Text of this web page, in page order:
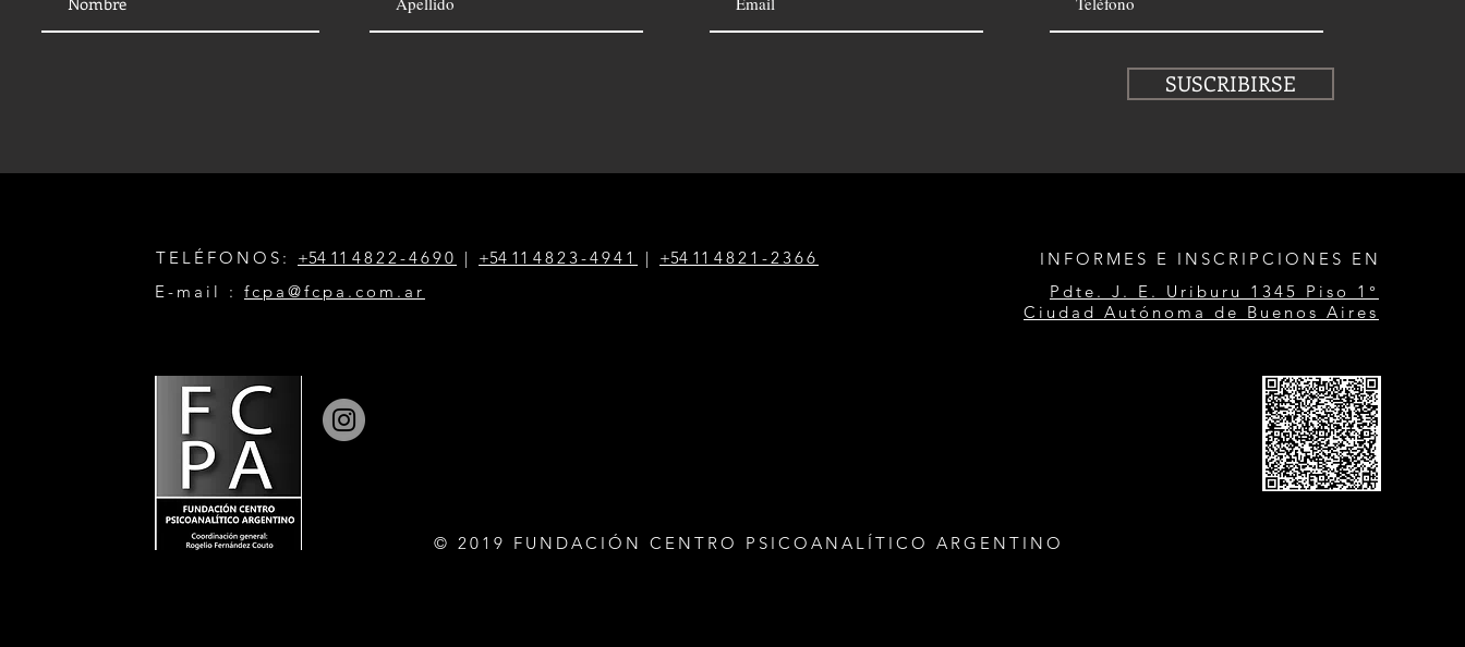
SUSCRIBIRSE
TELÉFONOS: +54 11 4822-4690 | +54 1 1 4823-4941 | +54 1 1 4821-2366
E-mail : fcpa@fcpa.com.ar
INFORMES E INSCRIPCIONES EN
Pdte. J. E. Uriburu 1345 Piso 1°
Ciudad Autónoma de Buenos Aires
© 2019 FUNDACIÓN CENTRO PSICOANALÍTICO ARGENTINO